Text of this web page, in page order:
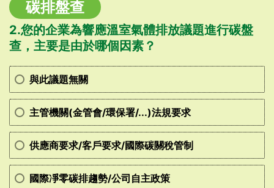
碳排盤查
2.您的企業為響應溫室氣體排放議題進行碳盤
查，主要是由於哪個因素？
與此議題無關
主管機關(金管會/環保署/...)法規要求
供應商要求/客戶要求/國際碳關稅管制
國際凈零碳排趨勢/公司自主政策